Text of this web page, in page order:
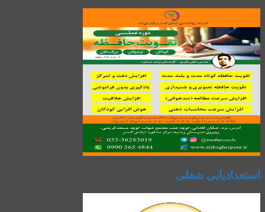
استعدادیابی شغلی